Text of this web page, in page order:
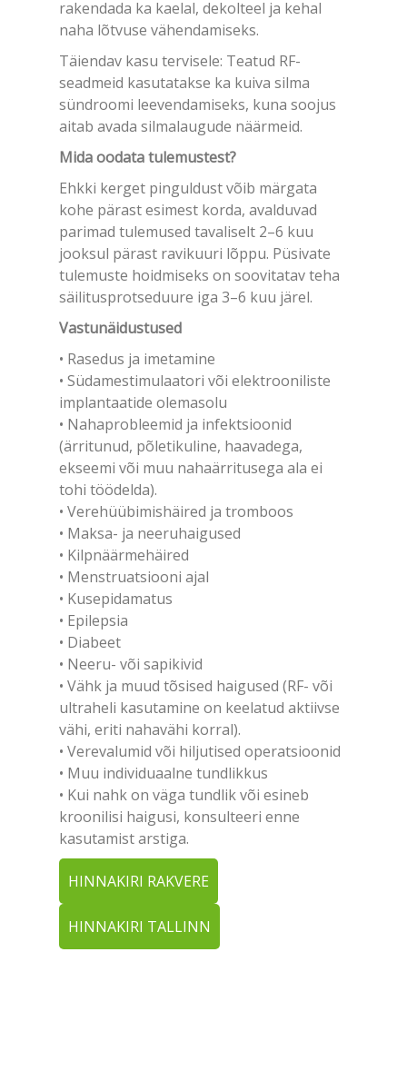
rakendada ka kaelal, dekolteel ja kehal
naha lõtvuse vähendamiseks.
Täiendav kasu tervisele: Teatud RF-
seadmeid kasutatakse ka kuiva silma
sündroomi leevendamiseks, kuna soojus
aitab avada silmalaugude näärmeid.
Mida oodata tulemustest?
Ehkki kerget pinguldust võib märgata
kohe pärast esimest korda, avalduvad
parimad tulemused tavaliselt 2–6 kuu
jooksul pärast ravikuuri lõppu. Püsivate
tulemuste hoidmiseks on soovitatav teha
säilitusprotseduure iga 3–6 kuu järel.
Vastunäidustused
• Rasedus ja imetamine
• Südamestimulaatori või elektrooniliste
implantaatide olemasolu
• Nahaprobleemid ja infektsioonid
(ärritunud, põletikuline, haavadega,
ekseemi või muu nahaärritusega ala ei
tohi töödelda).
• Verehüübimishäired ja tromboos
• Maksa- ja neeruhaigused
• Kilpnäärmehäired
• Menstruatsiooni ajal
• Kusepidamatus
• Epilepsia
• Diabeet
• Neeru- või sapikivid
• Vähk ja muud tõsised haigused (RF- või
ultraheli kasutamine on keelatud aktiivse
vähi, eriti nahavähi korral).
• Verevalumid või hiljutised operatsioonid
• Muu individuaalne tundlikkus
• Kui nahk on väga tundlik või esineb
kroonilisi haigusi, konsulteeri enne
kasutamist arstiga.
HINNAKIRI RAKVERE
HINNAKIRI TALLINN